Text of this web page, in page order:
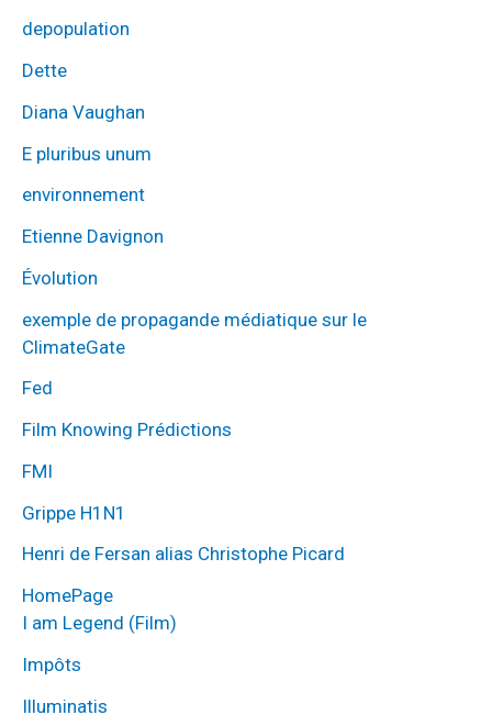
depopulation
Dette
Diana Vaughan
E pluribus unum
environnement
Etienne Davignon
Évolution
exemple de propagande médiatique sur le
ClimateGate
Fed
Film Knowing Prédictions
FMI
Grippe H1N1
Henri de Fersan alias Christophe Picard
HomePage
I am Legend (Film)
Impôts
Illuminatis